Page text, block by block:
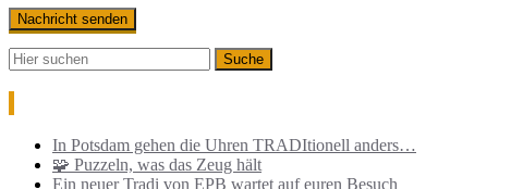
In Potsdam gehen die Uhren TRADItionell anders…
🧩 Puzzeln, was das Zeug hält
Ein neuer Tradi von EPB wartet auf euren Besuch